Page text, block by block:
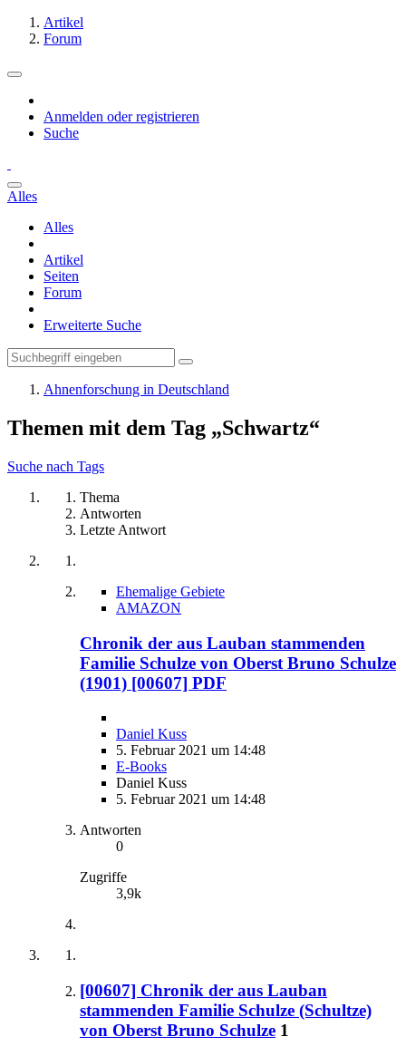
Artikel
Forum
Anmelden oder registrieren
Suche
Alles
Alles
Artikel
Seiten
Forum
Erweiterte Suche
Ahnenforschung in Deutschland
Themen mit dem Tag „Schwartz“
Suche nach Tags
Thema
Antworten
Letzte Antwort
Ehemalige Gebiete
AMAZON
Chronik der aus Lauban stammenden
Familie Schulze von Oberst Bruno Schulze
(1901) [00607] PDF
Daniel Kuss
5. Februar 2021 um 14:48
E-Books
Daniel Kuss
5. Februar 2021 um 14:48
Antworten
0
Zugriffe
3,9k
[00607] Chronik der aus Lauban
stammenden Familie Schulze (Schultze)
von Oberst Bruno Schulze 1